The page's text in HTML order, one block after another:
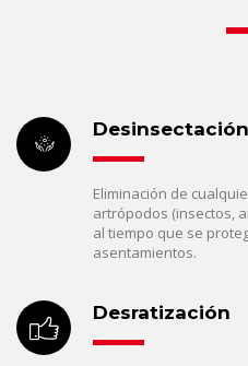
Desinsectación
Eliminación de
artrópodos (insectos,
al tiempo que se
asentamientos.
Desratización